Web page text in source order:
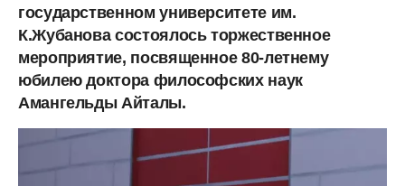
государственном университете им.
К.Жубанова состоялось торжественное
мероприятие, посвященное 80-летнему
юбилею доктора философских наук
Амангельды Айталы.